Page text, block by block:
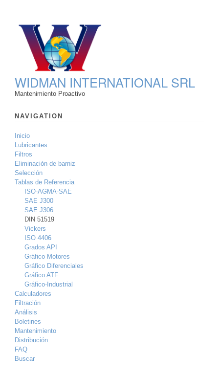
WIDMAN INTERNATIONAL SRL
Mantenimiento Proactivo
NAVIGATION
Inicio
Lubricantes
Filtros
Eliminación de barniz
Selección
Tablas de Referencia
ISO-AGMA-SAE
SAE J300
SAE J306
DIN 51519
Vickers
ISO 4406
Grados API
Gráfico Motores
Gráfico Diferenciales
Gráfico ATF
Gráfico-Industrial
Calculadores
Filtración
Análisis
Boletines
Mantenimiento
Distribución
FAQ
Buscar